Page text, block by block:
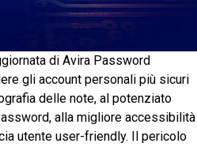
di Avira Password
gli account personali più sicuri
delle note, al potenziato
alla migliore accessibilità
utente user-friendly. Il pericolo